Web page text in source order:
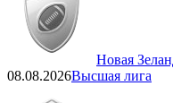
Новая
08.08.2026Высшая лига